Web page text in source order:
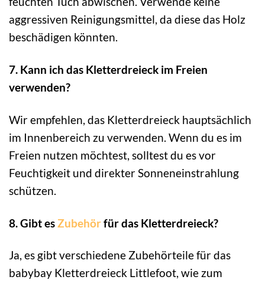
aggressiven Reinigungsmittel, da diese das Holz
beschädigen könnten.
7. Kann ich das Kletterdreieck im Freien
verwenden?
Wir empfehlen, das Kletterdreieck hauptsächlich
im Innenbereich zu verwenden. Wenn du es im
Freien nutzen möchtest, solltest du es vor
Feuchtigkeit und direkter Sonneneinstrahlung
schützen.
8. Gibt es Zubehörfür das Kletterdreieck?
Ja, es gibt verschiedene Zubehörteile für das
babybay Kletterdreieck Littlefoot, wie zum